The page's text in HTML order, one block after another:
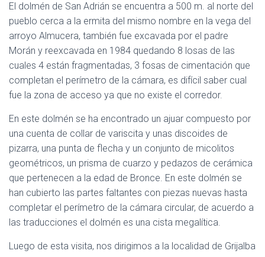
El dolmén de San Adrián se encuentra a 500 m. al norte del
pueblo cerca a la ermita del mismo nombre en la vega del
arroyo Almucera, también fue excavada por el padre
Morán y reexcavada en 1984 quedando 8 losas de las
cuales 4 están fragmentadas, 3 fosas de cimentación que
completan el perímetro de la cámara, es difícil saber cual
fue la zona de acceso ya que no existe el corredor.
En este dolmén se ha encontrado un ajuar compuesto por
una cuenta de collar de variscita y unas discoides de
pizarra, una punta de flecha y un conjunto de micolitos
geométricos, un prisma de cuarzo y pedazos de cerámica
que pertenecen a la edad de Bronce. En este dolmén se
han cubierto las partes faltantes con piezas nuevas hasta
completar el perímetro de la cámara circular, de acuerdo a
las traducciones el dolmén es una cista megalítica.
Luego de esta visita, nos dirigimos a la localidad de Grijalba